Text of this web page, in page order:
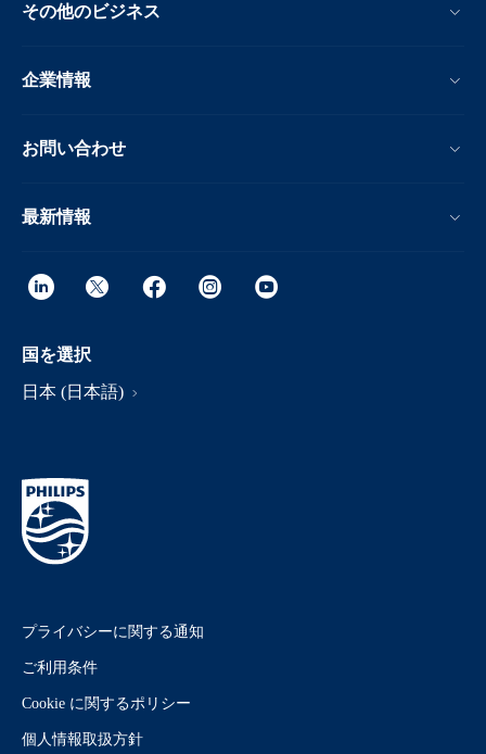
その他のビジネス
企業情報
お問い合わせ
最新情報
国を選択
日本 (日本語)
プライバシーに関する通知
ご利用条件
Cookie に関するポリシー
個人情報取扱方針